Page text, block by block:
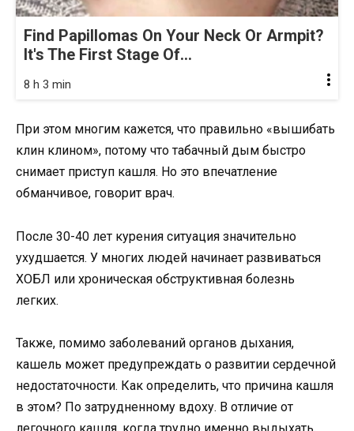
Find Papillomas On Your Neck Or Armpit?
It's The First Stage Of...
8 h 3 min
При этом многим кажется, что правильно «вышибать
клин клином», потому что табачный дым быстро
снимает приступ кашля. Но это впечатление
обманчивое, говорит врач.
После 30-40 лет курения ситуация значительно
ухудшается. У многих людей начинает развиваться
ХОБЛ или хроническая обструктивная болезнь
легких.
Также, помимо заболеваний органов дыхания,
кашель может предупреждать о развитии сердечной
недостаточности. Как определить, что причина кашля
в этом? По затрудненному вдоху. В отличие от
легочного кашля, когда трудно именно выдыхать,